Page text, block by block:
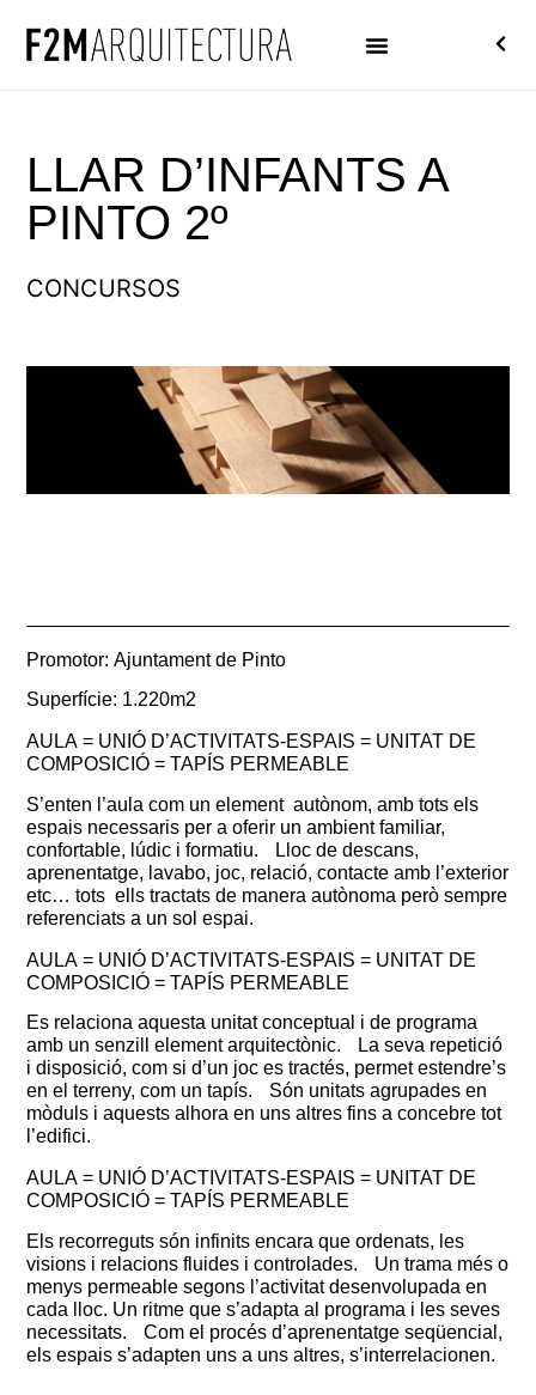
LLAR D’INFANTS A
PINTO 2º
CONCURSOS
Promotor: Ajuntament de Pinto
Superfície: 1.220m2
AULA = UNIÓ D’ACTIVITATS-ESPAIS = UNITAT DE
COMPOSICIÓ = TAPÍS PERMEABLE
S’enten l’aula com un element autònom, amb tots els
espais necessaris per a oferir un ambient familiar,
confortable, lúdic i formatiu. Lloc de descans,
aprenentatge, lavabo, joc, relació, contacte amb l’exterior
etc… tots ells tractats de manera autònoma però sempre
referenciats a un sol espai.
AULA = UNIÓ D’ACTIVITATS-ESPAIS = UNITAT DE
COMPOSICIÓ = TAPÍS PERMEABLE
Es relaciona aquesta unitat conceptual i de programa
amb un senzill element arquitectònic. La seva repetició
i disposició, com si d’un joc es tractés, permet estendre’s
en el terreny, com un tapís. Són unitats agrupades en
mòduls i aquests alhora en uns altres fins a concebre tot
l’edifici.
AULA = UNIÓ D’ACTIVITATS-ESPAIS = UNITAT DE
COMPOSICIÓ = TAPÍS PERMEABLE
Els recorreguts són infinits encara que ordenats, les
visions i relacions fluides i controlades. Un trama més o
menys permeable segons l’activitat desenvolupada en
cada lloc. Un ritme que s’adapta al programa i les seves
necessitats. Com el procés d’aprenentatge seqüencial,
els espais s’adapten uns a uns altres, s’interrelacionen.